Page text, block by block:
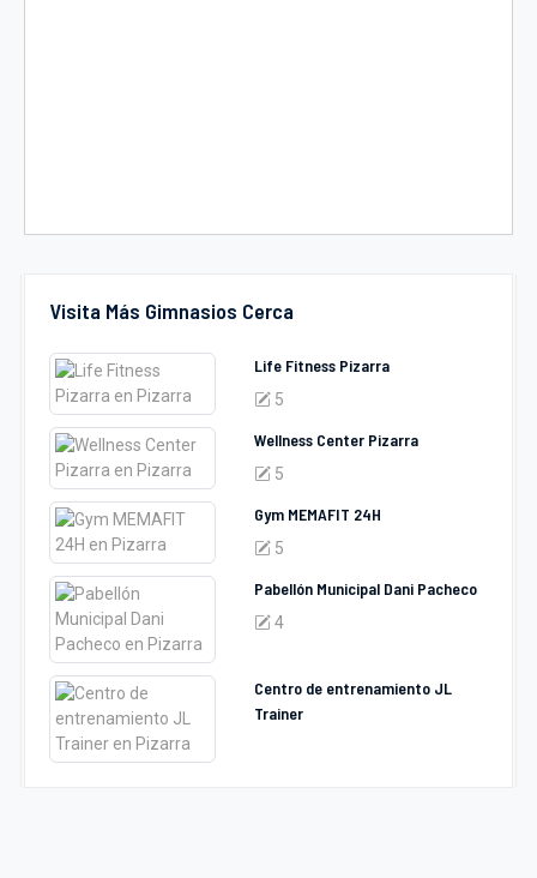
Visita Más Gimnasios Cerca
Life Fitness Pizarra
5
Wellness Center Pizarra
5
Gym MEMAFIT 24H
5
Pabellón Municipal Dani Pacheco
4
Centro de entrenamiento JL
Trainer